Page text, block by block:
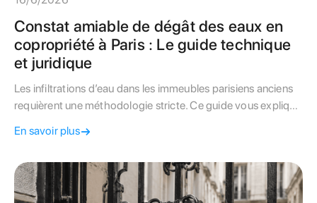
Constat amiable de dégât des eaux en
copropriété à Paris : Le guide technique
et juridique
Les infiltrations d’eau dans les immeubles parisiens anciens
requièrent une méthodologie stricte. Ce guide vous explique
de l'assurance sous la convention IRSI.
En savoir plus